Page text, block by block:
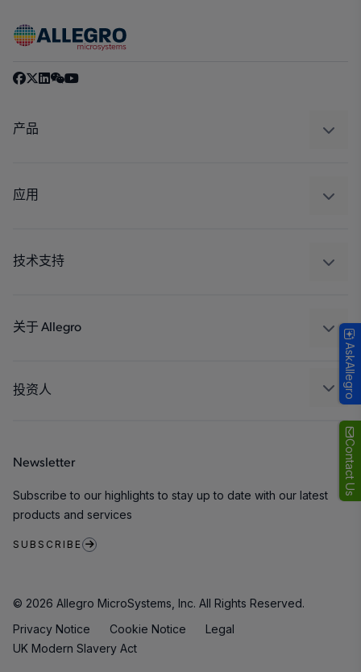
Contact Us
产品
调节
应用
工业
技术支持
封装
关于 Allegro
人才招聘
联系我们
投资人
Newsletter
Subscribe to our highlights to stay up to date with our latest
products and services
SUBSCRIBE
© 2026 Allegro MicroSystems, Inc. All Rights Reserved.
Privacy Notice
Cookie Notice
Legal
UK Modern Slavery Act
AskAllegro